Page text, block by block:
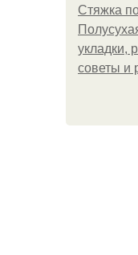
Стяжка
укладки,
советы и